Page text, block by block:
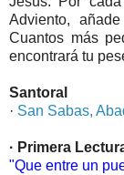
Adviento,
Cuantos más
encontrará tu
Santoral
· San Sabas,
· Primera
"Que entre un